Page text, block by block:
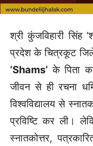
श्री कुंजविहारी सिंह
प्रदेश के चित्रकूट
‘Shams’के पिता
जीवन से ही रचना
विश्वविद्यालय से
प्रविष्टि कर ली।
स्नातकोत्तर,